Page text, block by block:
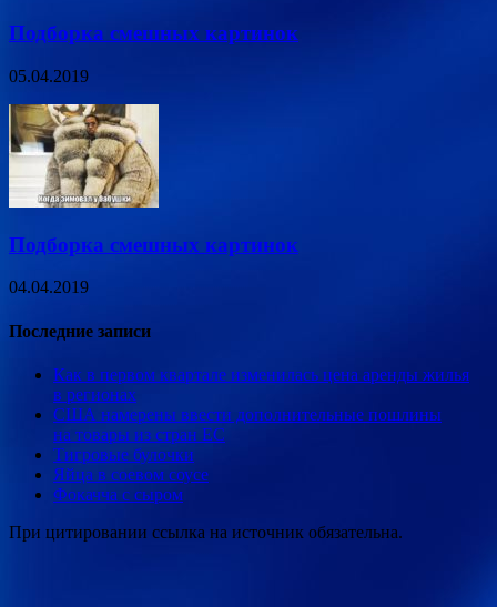
Подборка смешных картинок
05.04.2019
Подборка смешных картинок
04.04.2019
Последние записи
Как в первом квартале изменилась цена аренды жилья
в регионах
США намерены ввести дополнительные пошлины
на товары из стран ЕС
Тигровые булочки
Яйца в соевом соусе
Фокачча с сыром
При цитировании ссылка на источник обязательна.